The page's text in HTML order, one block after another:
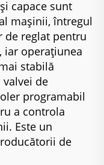
capace sunt
mașinii, întregul
de reglat pentru
operațiunea
stabilă
de
programabil
a controla
Este un
de